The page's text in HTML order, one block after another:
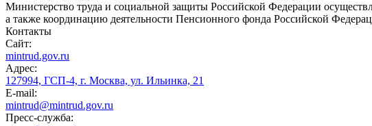
Министерство труда и социальной защиты Российской Федерации
а также координацию деятельности Пенсионного фонда Российской
Контакты
Сайт:
mintrud.gov.ru
Адрес:
127994, ГСП-4, г. Москва, ул. Ильинка, 21
E-mail:
mintrud@mintrud.gov.ru
Пресс-служба: